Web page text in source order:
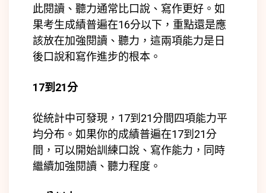
此閱讀、聽力通常比口說、寫作更好。如
果考生成績普遍在16分以下，重點還是應
該放在加強閱讀、聽力，這兩項能力是日
後口說和寫作進步的根本。
17到21分
從統計中可發現，17到21分間四項能力平
均分布。如果你的成績普遍在17到21分
間，可以開始訓練口說、寫作能力，同時
繼續加強閱讀、聽力程度。